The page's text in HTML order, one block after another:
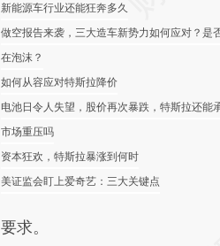
新能源车行业还能狂奔多久
做空报告来袭，三大造车新势力如何应对？是
在泡沫？
如何从容应对特斯拉降价
电池日令人失望，股价再次暴跌，特斯拉还能
市场重压吗
资本狂欢，特斯拉暴涨到何时
美证监会盯上爱奇艺：三大关键点
要求。